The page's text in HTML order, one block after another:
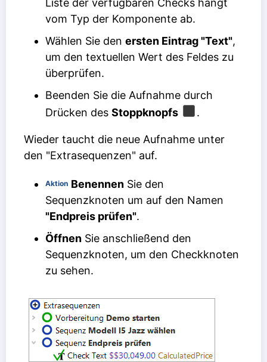
Liste der verfügbaren Checks hängt
vom Typ der Komponente ab.
Wählen Sie den ersten Eintrag "Text",
um den textuellen Wert des Feldes zu
überprüfen.
Beenden Sie die Aufnahme durch
Drücken des Stoppknopfs .
Wieder taucht die neue Aufnahme unter
den "Extrasequenzen" auf.
Aktion Benennen Sie den
Sequenzknoten um auf den Namen
"Endpreis prüfen".
Öffnen Sie anschließend den
Sequenzknoten, um den Checkknoten
zu sehen.